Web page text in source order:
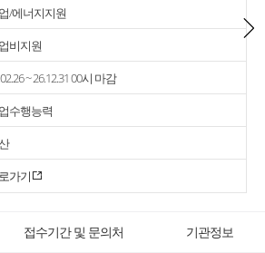
/에너지지원
비지원
~ 26.12.31 00시 마감
수행능력
가기
접수기간 및 문의처 기관정보